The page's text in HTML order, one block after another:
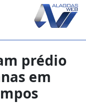
prédio
em